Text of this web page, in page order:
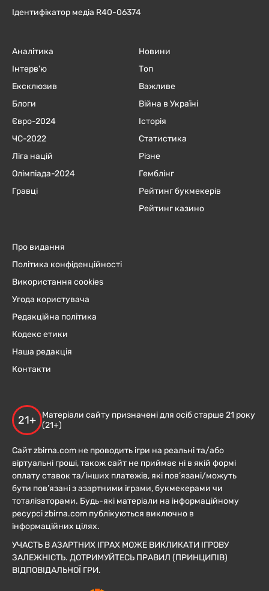
Ідентифікатор медіа R40-06374
Аналітика
Інтерв'ю
Ексклюзив
Блоги
Євро-2024
ЧC-2022
Ліга націй
Олімпіада-2024
Гравці
Новини
Топ
Важливе
Війна в Україні
Історія
Статистика
Різне
Гемблінг
Рейтинг букмекерів
Рейтинг казино
Про видання
Політика конфіденційності
Використання cookies
Угода користувача
Редакційна політика
Кодекс етики
Наша редакція
Контакти
21+
Матеріали сайту призначені для осіб старше 21 року
(21+)
Сайт zbirna.com не проводить ігри на реальні та/або
віртуальні гроші, також сайт не приймає ні в якій формі
оплату ставок та/інших платежів, які пов’язані/можуть
бути пов’язані з азартними іграми, букмекерами чи
тоталізаторами. Будь-які матеріали на інформаційному
ресурсі zbirna.com публікуються виключно в
інформаційних цілях.
УЧАСТЬ В АЗАРТНИХ ІГРАХ МОЖЕ ВИКЛИКАТИ ІГРОВУ
ЗАЛЕЖНІСТЬ. ДОТРИМУЙТЕСЬ ПРАВИЛ (ПРИНЦИПІВ)
ВІДПОВІДАЛЬНОЇ ГРИ.